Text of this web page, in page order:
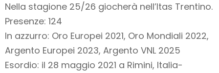
Nella stagione 25/26 giocherà nell’Itas Trentino.
Presenze: 124
In azzurro: Oro Europei 2021, Oro Mondiali 2022,
Argento Europei 2023, Argento VNL 2025
Esordio: il 28 maggio 2021 a Rimini, Italia-